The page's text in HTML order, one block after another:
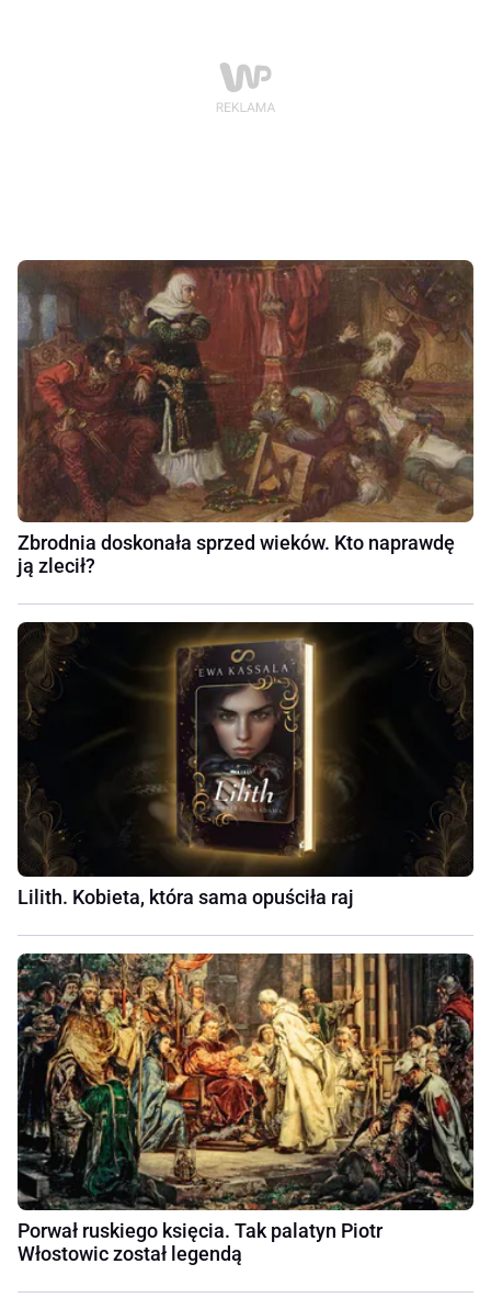
Zbrodnia doskonała sprzed wieków. Kto naprawdę
ją zlecił?
Lilith. Kobieta, która sama opuściła raj
Porwał ruskiego księcia. Tak palatyn Piotr
Włostowic został legendą